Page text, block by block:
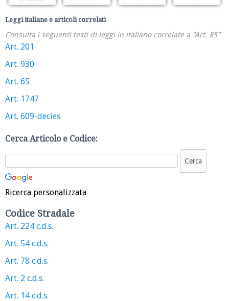
Leggi italiane e articoli correlati
Consulta i seguenti testi di leggi in italiano correlate a "Art. 85"
Art. 201
Art. 930
Art. 65
Art. 1747
Art. 609-decies
Cerca Articolo e Codice:
Ricerca personalizzata
Codice Stradale
Art. 224 c.d.s.
Art. 54 c.d.s.
Art. 78 c.d.s.
Art. 2 c.d.s.
Art. 14 c.d.s.